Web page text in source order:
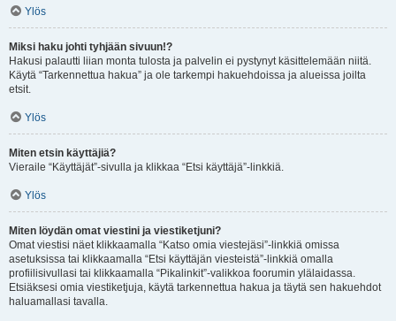
Ylös
Miksi haku johti tyhjään sivuun!?
Hakusi palautti liian monta tulosta ja palvelin ei pystynyt käsittelemään niitä.
Käytä “Tarkennettua hakua” ja ole tarkempi hakuehdoissa ja alueissa joilta
etsit.
Ylös
Miten etsin käyttäjiä?
Vieraile “Käyttäjät”-sivulla ja klikkaa “Etsi käyttäjä”-linkkiä.
Ylös
Miten löydän omat viestini ja viestiketjuni?
Omat viestisi näet klikkaamalla “Katso omia viestejäsi”-linkkiä omissa
asetuksissa tai klikkaamalla “Etsi käyttäjän viesteistä”-linkkiä omalla
profiilisivullasi tai klikkaamalla “Pikalinkit”-valikkoa foorumin ylälaidassa.
Etsiäksesi omia viestiketjuja, käytä tarkennettua hakua ja täytä sen hakuehdot
haluamallasi tavalla.